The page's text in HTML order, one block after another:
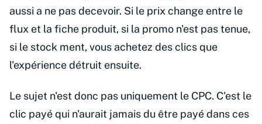
aussi a ne pas decevoir. Si le prix change entre le
flux et la fiche produit, si la promo n'est pas tenue,
si le stock ment, vous achetez des clics que
l'expérience détruit ensuite.
Le sujet n'est donc pas uniquement le CPC. C'est le
clic payé qui n'aurait jamais du être payé dans ces